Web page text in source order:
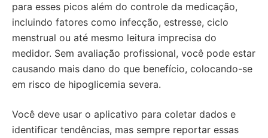
para esses picos além do controle da medicação,
incluindo fatores como infecção, estresse, ciclo
menstrual ou até mesmo leitura imprecisa do
medidor. Sem avaliação profissional, você pode estar
causando mais dano do que benefício, colocando-se
em risco de hipoglicemia severa.
Você deve usar o aplicativo para coletar dados e
identificar tendências, mas sempre reportar essas